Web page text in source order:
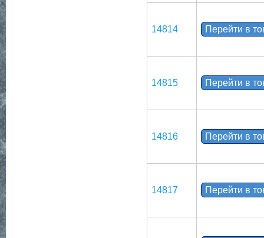
14814 Перейти в
14815 Перейти в
14816 Перейти в
14817 Перейти в